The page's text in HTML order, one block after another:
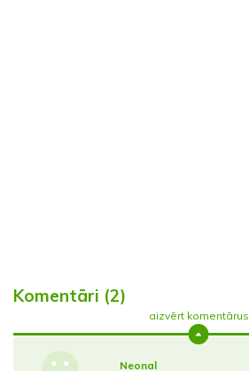
Komentāri (2)
aizvērt komentārus
Neonal